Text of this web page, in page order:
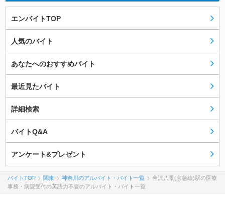
エンバイトTOP
人気のバイト
あなたへのおすすめバイト
最近見たバイト
詳細検索
バイトQ&A
アンケート&プレゼント
バイトTOP 関東 神奈川のアルバイト・バイト一覧
金沢八景(京急線)駅の医療
事務・病院受付の英語力不要のアルバイト・バイト一覧